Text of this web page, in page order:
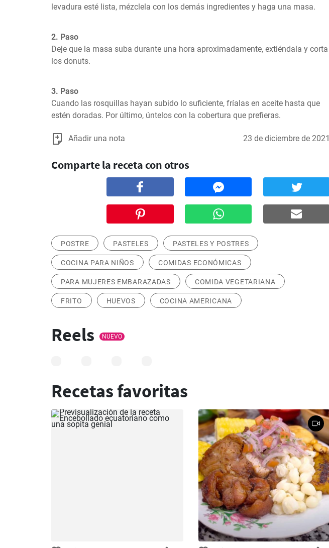
levadura esté lista, mézclela con los demás ingredientes y haga una masa.
2. Paso
Deje que la masa suba durante una hora aproximadamente, extiéndala y corta
los donuts.
3. Paso
Cuando las rosquillas hayan subido lo suficiente, fríalas en aceite hasta que
estén doradas. Por último, úntelos con la cobertura que prefieras.
Añadir una nota 23 de diciembre de 2021
Comparte la receta con otros
POSTRE PASTELES PASTELES Y POSTRES
COCINA PARA NIÑOS COMIDAS ECONÓMICAS
PARA MUJERES EMBARAZADAS COMIDA VEGETARIANA
FRITO HUEVOS COCINA AMERICANA
Reels NUEVO
Recetas favoritas